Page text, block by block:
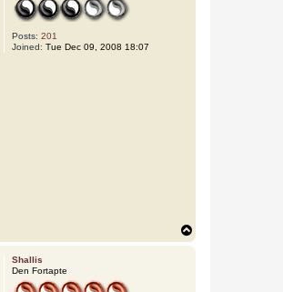
Posts: 201
Joined: Tue Dec 09, 2008 18:07
o
Shallis
Den Fortapte